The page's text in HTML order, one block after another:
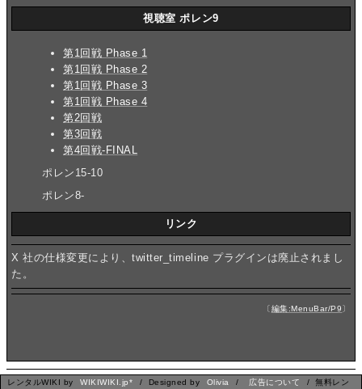
視聴室 ポレン9
第1回戦 Phase 1
第1回戦 Phase 2
第1回戦 Phase 3
第1回戦 Phase 4
第2回戦
第3回戦
第4回戦-FINAL
ポレン15-10
ポレン8-
リンク
X 社の仕様変更により、twitter_timeline プラグインは廃止されまし
た。
〔編集:MenuBar/P9〕
レンタルWIKI by WIKIWIKI.jp* / Designed by Olivia / 広告について / 無料レン